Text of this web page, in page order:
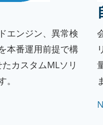
エンジン、異常検
本番運用前提で構
カスタムMLソリ